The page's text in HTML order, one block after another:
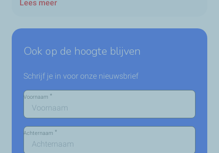
Lees meer
Ook op de hoogte blijven
Schrijf je in voor onze nieuwsbrief
Voornaam *
Achternaam *